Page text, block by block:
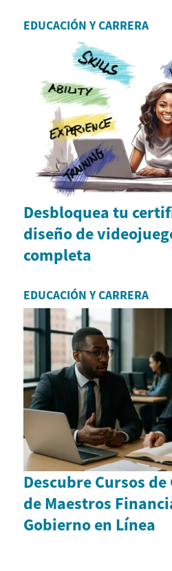
EDUCACIÓN Y CARRERA
Desbloquea tu
diseño de
completa
EDUCACIÓN Y CARRERA
Descubre Cursos
de Maestros
Gobierno en Línea